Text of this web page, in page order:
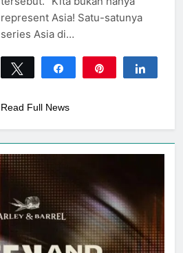
represent Asia! Satu-satunya
series Asia di…
Tweet Share
Read Full News